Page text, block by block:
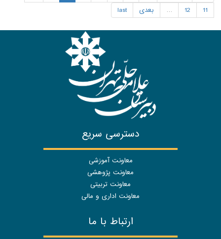
11
12
… بعدی last
دسترسی سریع
معاونت آموزشی
معاونت پژوهشی
معاونت تربیتی
معاونت اداری و مالی
ارتباط با ما